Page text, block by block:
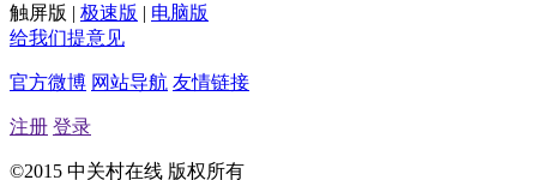
触屏版 | 极速版 | 电脑版
给我们提意见
官方微博 网站导航 友情链接
注册 登录
©2015 中关村在线 版权所有